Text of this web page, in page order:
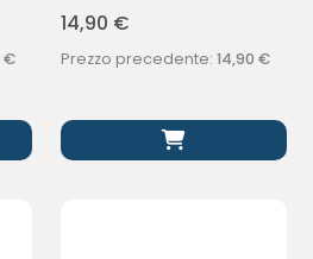
€
14,90 €
Prezzo precedente: 14,90 €